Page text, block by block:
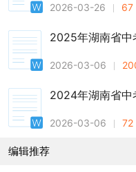
2026-03-26 67
2025年湖南省中
2026-03-06
2024年湖南省中
2026-03-06 72
编辑推荐